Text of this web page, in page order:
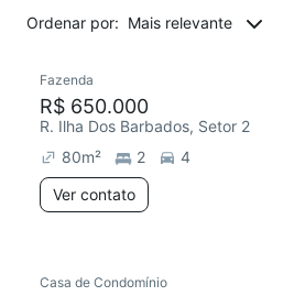
Ordenar por: Mais relevante
Fazenda
R$ 650.000
R. Ilha Dos Barbados, Setor 2
80m² 2
4
Ver contato
Chegou há 5 dias
Casa de Condomínio